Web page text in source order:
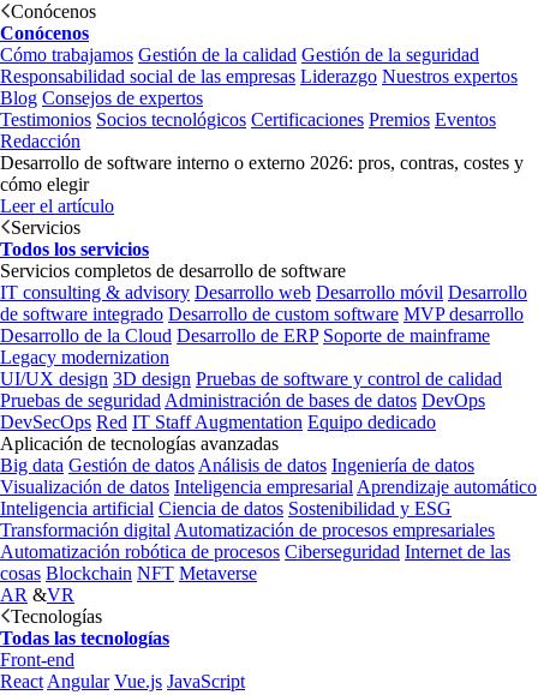
Conócenos
Conócenos
Cómo trabajamos Gestión de la calidad Gestión de la seguridad
Responsabilidad social de las empresas Liderazgo Nuestros expertos
Blog Consejos de expertos
Testimonios Socios tecnológicos Certificaciones Premios Eventos
Redacción
Desarrollo de software interno o externo 2026: pros, contras, costes y
cómo elegir
Leer el artículo
Servicios
Todos los servicios
Servicios completos de desarrollo de software
IT consulting & advisory Desarrollo web Desarrollo móvil Desarrollo
de software integrado Desarrollo de custom software MVP desarrollo
Desarrollo de la Cloud Desarrollo de ERP Soporte de mainframe
Legacy modernization
UI/UX design 3D design Pruebas de software y control de calidad
Pruebas de seguridad Administración de bases de datos DevOps
DevSecOps Red IT Staff Augmentation Equipo dedicado
Aplicación de tecnologías avanzadas
Big data Gestión de datos Análisis de datos Ingeniería de datos
Visualización de datos Inteligencia empresarial Aprendizaje automático
Inteligencia artificial Ciencia de datos Sostenibilidad y ESG
Transformación digital Automatización de procesos empresariales
Automatización robótica de procesos Ciberseguridad Internet de las
cosas Blockchain NFT Metaverse
AR &VR
Tecnologías
Todas las tecnologías
Front-end
React Angular Vue.js JavaScript